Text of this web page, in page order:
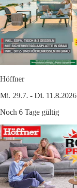
Höffner
Mi. 29.7. - Di. 11.8.2026
Noch 6 Tage gültig